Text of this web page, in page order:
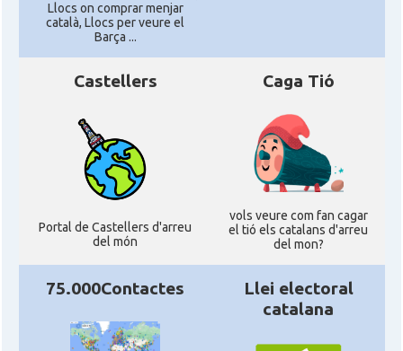
Llocs on comprar menjar
català, Llocs per veure el
Barça ...
Castellers
Portal de Castellers d'arreu
del món
Caga Tió
vols veure com fan cagar
el tió els catalans d'arreu
del mon?
75.000Contactes
Llei electoral
catalana